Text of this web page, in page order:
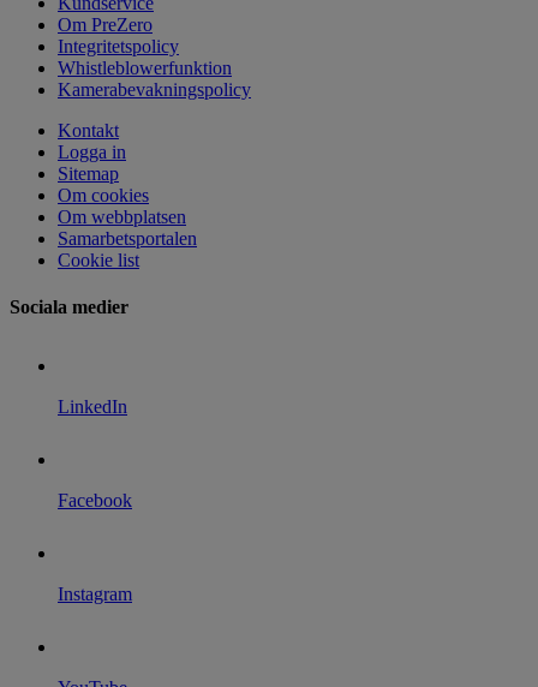
Om PreZero
Integritetspolicy
Whistleblowerfunktion
Kamerabevakningspolicy
Kontakt
Logga in
Sitemap
Om cookies
Om webbplatsen
Samarbetsportalen
Cookie list
Sociala medier
LinkedIn
Facebook
Instagram